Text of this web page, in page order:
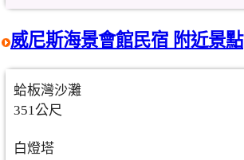
威尼斯海景會館民宿 附近景點
蛤板灣沙灘
351公尺
白燈塔